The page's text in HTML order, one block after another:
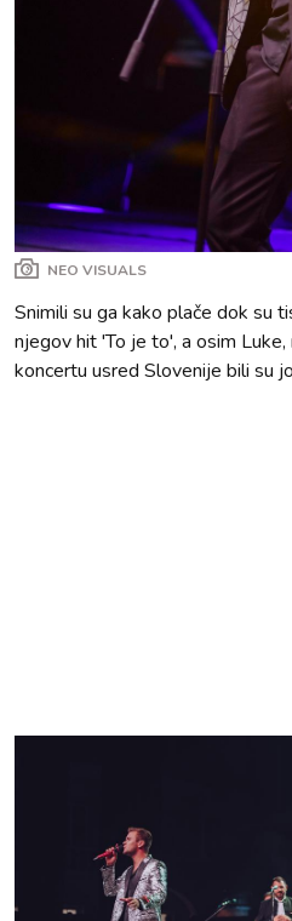
NEO VISUALS
Snimili su ga kako plače dok su
njegov hit 'To je to', a osim
koncertu usred Slovenije bili su